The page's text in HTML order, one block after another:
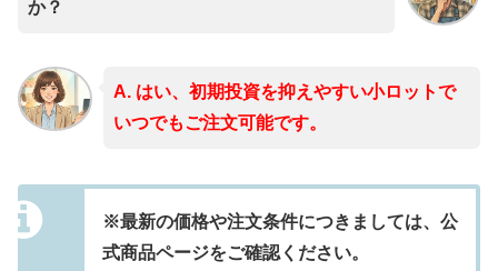
か？
A. はい、初期投資を抑えやすい小ロットで
いつでもご注文可能です。
※最新の価格や注文条件につきましては、公
式商品ページをご確認ください。